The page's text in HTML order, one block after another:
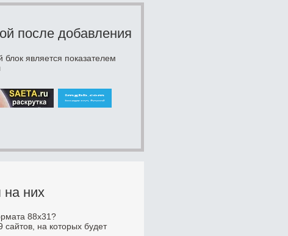
после добавления
блок является показателем
на них
88x31?
на которых будет